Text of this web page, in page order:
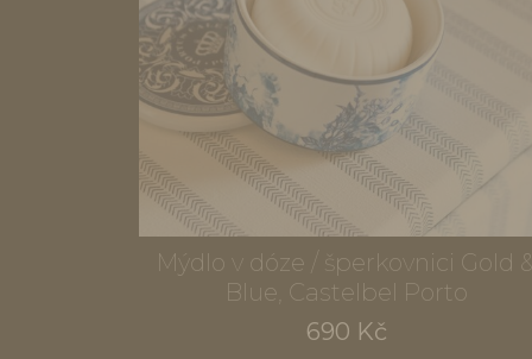
Mýdlo v dóze / šperkovnici Gold
Blue, Castelbel Porto
690 Kč